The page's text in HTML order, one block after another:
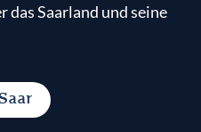
das Saarland und seine